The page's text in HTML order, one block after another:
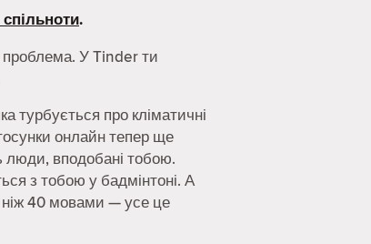
.
У Tinder ти
турбується про кліматичні
онлайн тепер ще
люди, вподобані тобою.
з тобою у бадмінтоні. А
ніж 40 мовами — усе це